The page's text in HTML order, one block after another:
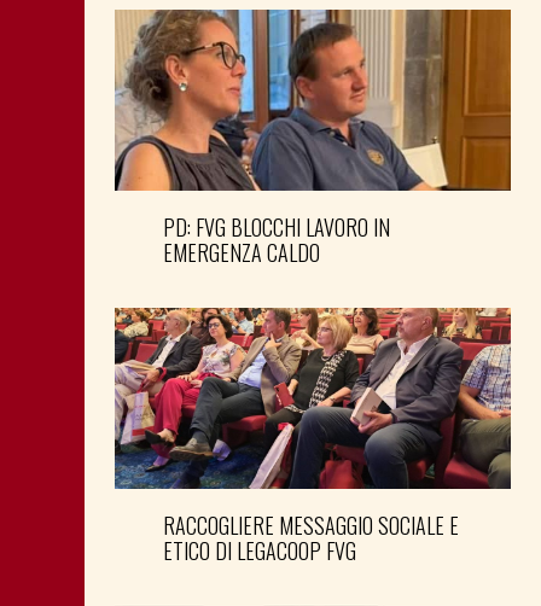
PD: FVG BLOCCHI LAVORO IN
EMERGENZA CALDO
RACCOGLIERE MESSAGGIO SOCIALE E
ETICO DI LEGACOOP FVG